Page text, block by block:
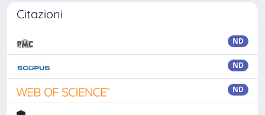
Citazioni
ND
ND
ND